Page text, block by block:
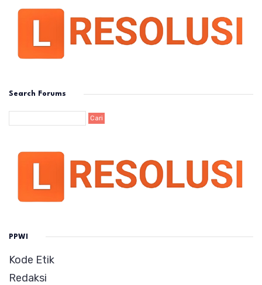
Search Forums
PPWI
Kode Etik
Redaksi